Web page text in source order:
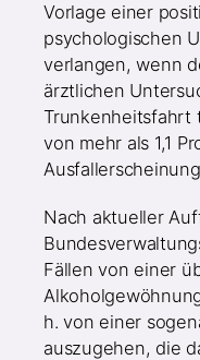
Vorlage einer
psychologischen
verlangen, wenn
ärztlichen
Trunkenheitsfahrt
von mehr als 1,1
Nach aktueller
Fällen von einer
h. von einer
auszugehen, die